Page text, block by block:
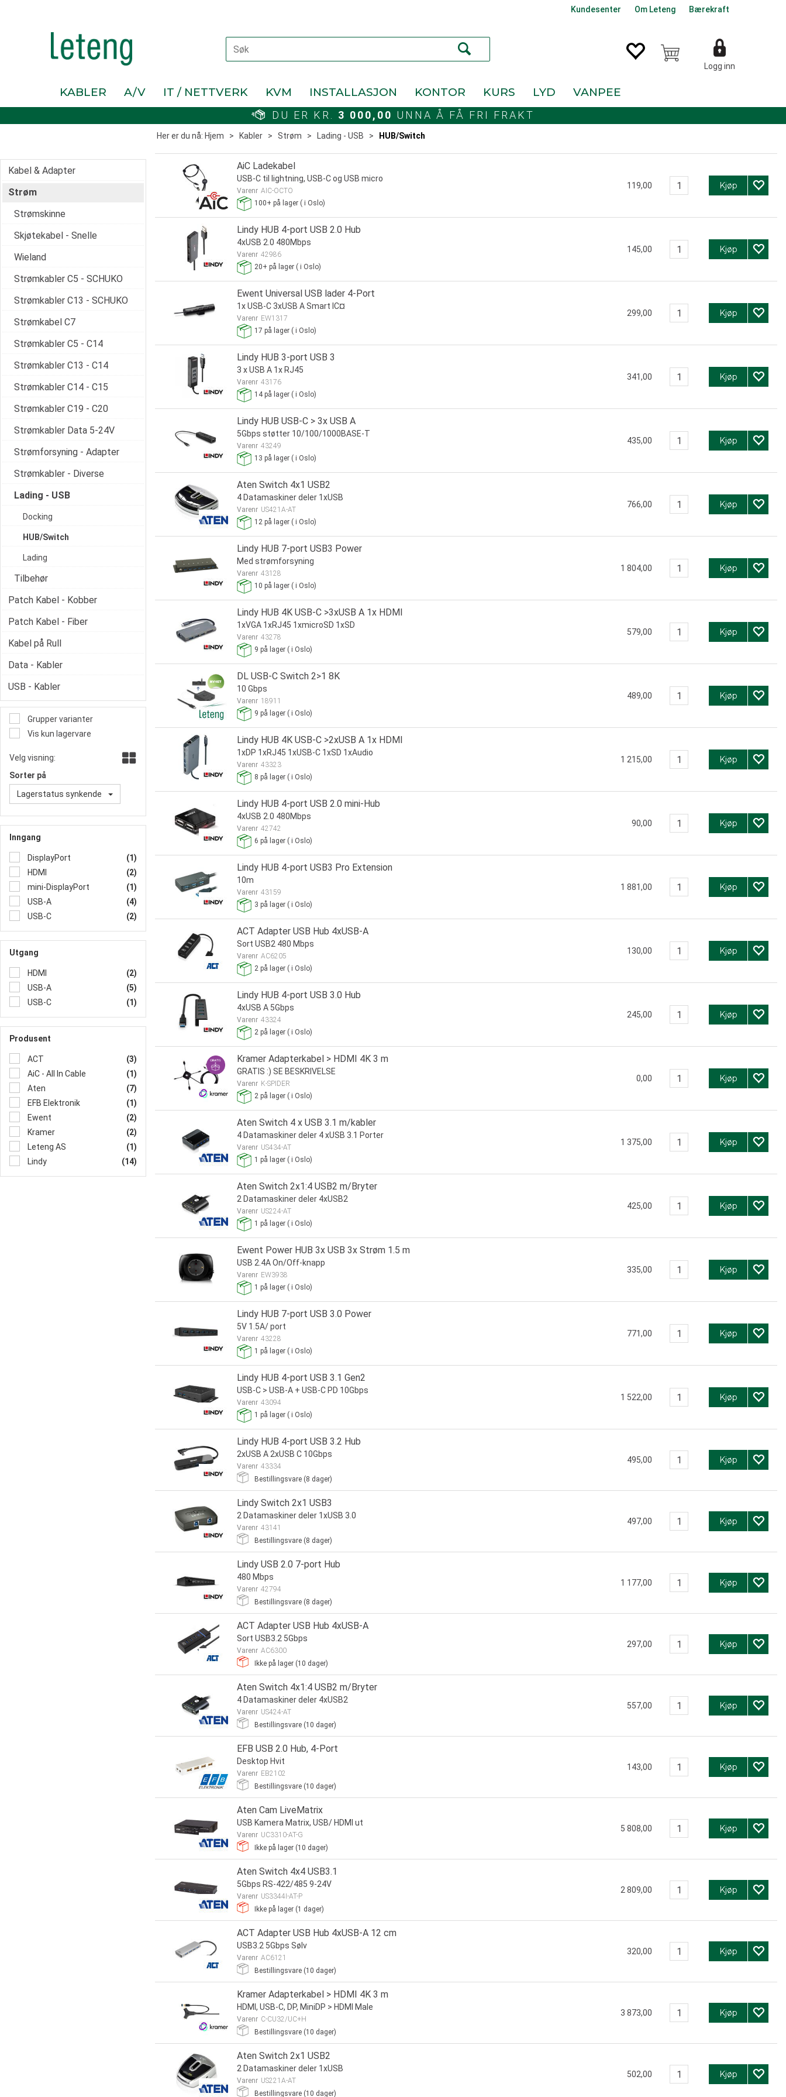
Kundesenter Om Leteng Bærekraft
Logg inn
KABLER A/V IT / NETTVERK KVM INSTALLASJON KONTOR KURS LYD VANPEE
DU ER KR. 3 000,00 UNNA Å FÅ FRI FRAKT
Her er du nå: Hjem > Kabler > Strøm > Lading - USB > HUB/Switch
Grupper varianter
Vis kun lagervare
Velg visning:
Sorter på
Lagerstatus synkende
Inngang
DisplayPort
(1)
HDMI
(2)
mini-DisplayPort
(1)
USB-A
(4)
USB-C
(2)
Utgang
HDMI
(2)
USB-A
(5)
USB-C
(1)
Produsent
ACT
(3)
AiC - All In Cable
(1)
Aten
(7)
EFB Elektronik
(1)
Ewent
(2)
Kramer
(2)
Leteng AS
(1)
Lindy
(14)
Kabel & Adapter
Strøm
Strømskinne
Skjøtekabel - Snelle
Wieland
Strømkabler C5 - SCHUKO
Strømkabler C13 - SCHUKO
Strømkabel C7
Strømkabler C5 - C14
Strømkabler C13 - C14
Strømkabler C14 - C15
Strømkabler C19 - C20
Strømkabler Data 5-24V
Strømforsyning - Adapter
Strømkabler - Diverse
Lading - USB
Docking
HUB/Switch
Lading
Tilbehør
Patch Kabel - Kobber
Patch Kabel - Fiber
Kabel på Rull
Data - Kabler
USB - Kabler
AiC Ladekabel
USB-C til lightning, USB-C og USB micro
Varenr AIC-OCTO
100+ på lager ( i Oslo)
119,00 Kjøp
Lindy HUB 4-port USB 2.0 Hub
4xUSB 2.0 480Mbps
Varenr 42986
20+ på lager ( i Oslo)
145,00 Kjøp
Ewent Universal USB lader 4-Port
1x USB-C 3xUSB A Smart IC¤
Varenr EW1317
17 på lager ( i Oslo)
299,00 Kjøp
Lindy HUB 3-port USB 3
3 x USB A 1x RJ45
Varenr 43176
14på lager ( i Oslo)
341,00 Kjøp
Lindy HUB USB-C > 3x USB A
5Gbps støtter 10/100/1000BASE-T
Varenr 43249
13 på lager ( i Oslo)
435,00 Kjøp
Aten Switch 4x1 USB2
4 Datamaskiner deler 1xUSB
Varenr US421A-AT
12 på lager ( i Oslo)
766,00 Kjøp
Lindy HUB 7-port USB3 Power
Med strømforsyning
Varenr 43128
10 på lager ( i Oslo)
1 804,00 Kjøp
Lindy HUB 4K USB-C >3xUSB A 1x HDMI
1xVGA 1xRJ45 1xmicroSD 1xSD
Varenr 43278
9 på lager ( i Oslo)
579,00 Kjøp
DL USB-C Switch 2>1 8K
10 Gbps
Varenr 18911
9 på lager ( i Oslo)
489,00 Kjøp
Lindy HUB 4K USB-C >2xUSB A 1x HDMI
1xDP 1xRJ45 1xUSB-C 1xSD 1xAudio
Varenr 43323
8 på lager ( i Oslo)
1 215,00 Kjøp
Lindy HUB 4-port USB 2.0 mini-Hub
4xUSB 2.0 480Mbps
Varenr 42742
6 på lager ( i Oslo)
90,00 Kjøp
Lindy HUB 4-port USB3 Pro Extension
10m
Varenr 43159
3 på lager ( i Oslo)
1 881,00 Kjøp
ACT Adapter USB Hub 4xUSB-A
Sort USB2 480 Mbps
Varenr AC6205
2 på lager ( i Oslo)
130,00 Kjøp
Lindy HUB 4-port USB 3.0 Hub
4xUSB A 5Gbps
Varenr 43324
2 på lager ( i Oslo)
245,00 Kjøp
Kramer Adapterkabel > HDMI 4K 3 m
GRATIS :) SE BESKRIVELSE
Varenr K-SPIDER
2 på lager ( i Oslo)
0,00 Kjøp
Aten Switch 4 x USB 3.1 m/kabler
4 Datamaskiner deler 4 xUSB 3.1 Porter
Varenr US434-AT
1 på lager ( i Oslo)
1 375,00 Kjøp
Aten Switch 2x1:4 USB2 m/Bryter
2 Datamaskiner deler 4xUSB2
Varenr US224-AT
1 på lager ( i Oslo)
425,00 Kjøp
Ewent Power HUB 3x USB 3x Strøm 1.5 m
USB 2.4A On/Off-knapp
Varenr EW3938
1 på lager ( i Oslo)
335,00 Kjøp
Lindy HUB 7-port USB 3.0 Power
5V 1.5A/ port
Varenr 43228
1 på lager ( i Oslo)
771,00 Kjøp
Lindy HUB 4-port USB 3.1 Gen2
USB-C > USB-A + USB-C PD 10Gbps
Varenr 43094
1 på lager ( i Oslo)
1 522,00 Kjøp
Lindy HUB 4-port USB 3.2 Hub
2xUSB A 2xUSB C 10Gbps
Varenr 43334
Bestillingsvare (8 dager)
495,00 Kjøp
Lindy Switch 2x1 USB3
2 Datamaskiner deler 1xUSB 3.0
Varenr 43141
Bestillingsvare (8 dager)
497,00 Kjøp
Lindy USB 2.0 7-port Hub
480 Mbps
Varenr 42794
Bestillingsvare (8 dager)
1 177,00 Kjøp
ACT Adapter USB Hub 4xUSB-A
Sort USB3.2 5Gbps
Varenr AC6300
Ikke på lager (10 dager)
297,00 Kjøp
Aten Switch 4x1:4 USB2 m/Bryter
4 Datamaskiner deler 4xUSB2
Varenr US424-AT
Bestillingsvare (10 dager)
557,00 Kjøp
EFB USB 2.0 Hub, 4-Port
Desktop Hvit
Varenr EB2102
Bestillingsvare (10 dager)
143,00 Kjøp
Aten Cam LiveMatrix
USB Kamera Matrix, USB/ HDMI ut
Varenr UC3310-AT-G
Ikke på lager (10 dager)
5 808,00 Kjøp
Aten Switch 4x4 USB3.1
5Gbps RS-422/485 9-24V
Varenr US3344I-AT-P
Ikke på lager (1 dager)
2 809,00 Kjøp
ACT Adapter USB Hub 4xUSB-A 12 cm
USB3.2 5Gbps Sølv
Varenr AC6121
Bestillingsvare (10 dager)
320,00 Kjøp
Kramer Adapterkabel > HDMI 4K 3 m
HDMI, USB-C, DP, MiniDP > HDMI Male
Varenr C-CU32/UC+H
Bestillingsvare (10 dager)
3 873,00 Kjøp
Aten Switch 2x1 USB2
2 Datamaskiner deler 1xUSB
Varenr US221A-AT
Bestillingsvare (10 dager)
502,00 Kjøp